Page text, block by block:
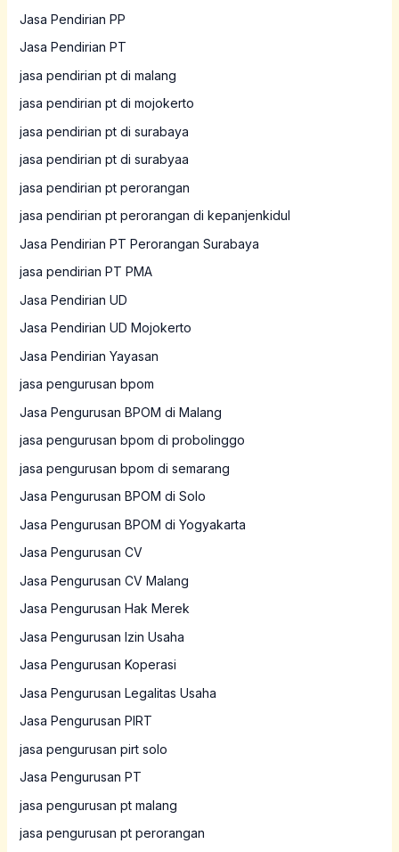
Jasa Pendirian PP
Jasa Pendirian PT
jasa pendirian pt di malang
jasa pendirian pt di mojokerto
jasa pendirian pt di surabaya
jasa pendirian pt di surabyaa
jasa pendirian pt perorangan
jasa pendirian pt perorangan di kepanjenkidul
Jasa Pendirian PT Perorangan Surabaya
jasa pendirian PT PMA
Jasa Pendirian UD
Jasa Pendirian UD Mojokerto
Jasa Pendirian Yayasan
jasa pengurusan bpom
Jasa Pengurusan BPOM di Malang
jasa pengurusan bpom di probolinggo
jasa pengurusan bpom di semarang
Jasa Pengurusan BPOM di Solo
Jasa Pengurusan BPOM di Yogyakarta
Jasa Pengurusan CV
Jasa Pengurusan CV Malang
Jasa Pengurusan Hak Merek
Jasa Pengurusan Izin Usaha
Jasa Pengurusan Koperasi
Jasa Pengurusan Legalitas Usaha
Jasa Pengurusan PIRT
jasa pengurusan pirt solo
Jasa Pengurusan PT
jasa pengurusan pt malang
jasa pengurusan pt perorangan